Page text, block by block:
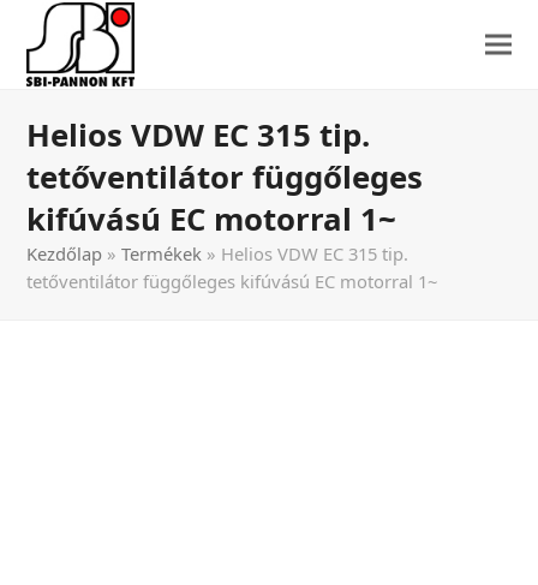
Helios VDW EC 315 tip.
tetőventilátor függőleges
kifúvású EC motorral 1~
Kezdőlap »Termékek » Helios VDW EC 315 tip.
tetőventilátor függőleges kifúvású EC motorral 1~